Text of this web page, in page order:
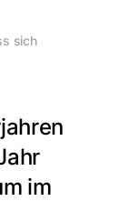
sich
im